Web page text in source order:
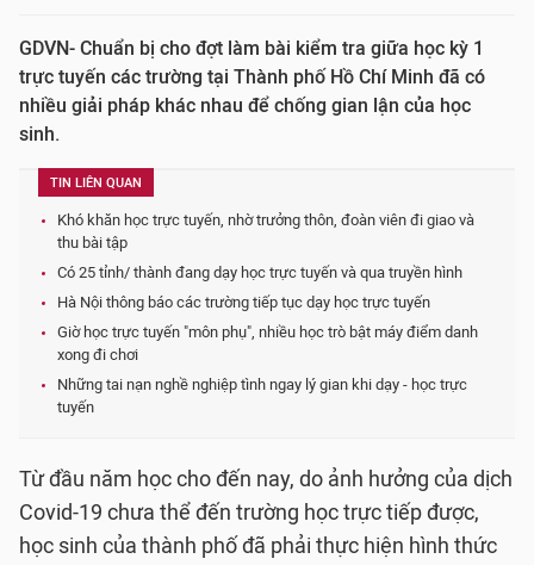
GDVN- Chuẩn bị cho đợt làm bài kiểm tra giữa học kỳ 1
trực tuyến các trường tại Thành phố Hồ Chí Minh đã có
nhiều giải pháp khác nhau để chống gian lận của học
sinh.
TIN LIÊN QUAN
Khó khăn học trực tuyến, nhờ trưởng thôn, đoàn viên đi giao và
thu bài tập
Có 25 tỉnh/ thành đang dạy học trực tuyến và qua truyền hình
Hà Nội thông báo các trường tiếp tục dạy học trực tuyến
Giờ học trực tuyến "môn phụ", nhiều học trò bật máy điểm danh
xong đi chơi
Những tai nạn nghề nghiệp tình ngay lý gian khi dạy - học trực
tuyến
Từ đầu năm học cho đến nay, do ảnh hưởng của dịch
Covid-19 chưa thể đến trường học trực tiếp được,
học sinh của thành phố đã phải thực hiện hình thức